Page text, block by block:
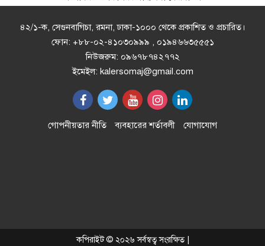
ঢাকার চারপাশের নদীদূষণ রোধে
কর্মপরিকল্পনার নির্দেশ
ইরানের সঙ্গে চুক্তি চান ট্রাম্প, সামরিক
পদক্ষেপের হুঁশিয়ারিও
সৌদি প্রবাসীদের জন্য সুখবর
৪২/১-ক, সেগুনবাগিচা, রমনা, ঢাকা-১০০০ থেকে প্রকাশিত ও প্রচারিত।
ফোন: +৮৮-০২-৪১০৩০৯৯৯ , ০১৯৪৬৬৩৫৫৫১
নিউজরুম: ০৯৬৭৮৭৪২৭৭২
ইমেইল: kalersomaj@gmail.com
গোপনীয়তার নীতি ব্যবহারের শর্তাবলী যোগাযোগ
কপিরাইট © ২০২৬ সর্বস্বত্ব সংরক্ষিত |